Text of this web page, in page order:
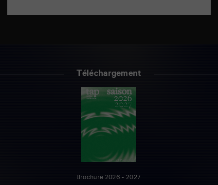
Téléchargement
Brochure 2026 - 2027